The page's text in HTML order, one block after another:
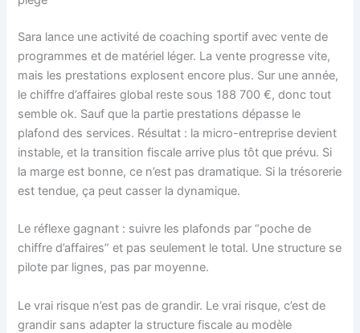
Sara lance une activité de coaching sportif avec vente de
programmes et de matériel léger. La vente progresse vite,
mais les prestations explosent encore plus. Sur une année,
le chiffre d’affaires global reste sous 188 700 €, donc tout
semble ok. Sauf que la partie prestations dépasse le
plafond des services. Résultat : la micro-entreprise devient
instable, et la transition fiscale arrive plus tôt que prévu. Si
la marge est bonne, ce n’est pas dramatique. Si la trésorerie
est tendue, ça peut casser la dynamique.
Le réflexe gagnant : suivre les plafonds par “poche de
chiffre d’affaires” et pas seulement le total. Une structure se
pilote par lignes, pas par moyenne.
Le vrai risque n’est pas de grandir. Le vrai risque, c’est de
grandir sans adapter la structure fiscale au modèle